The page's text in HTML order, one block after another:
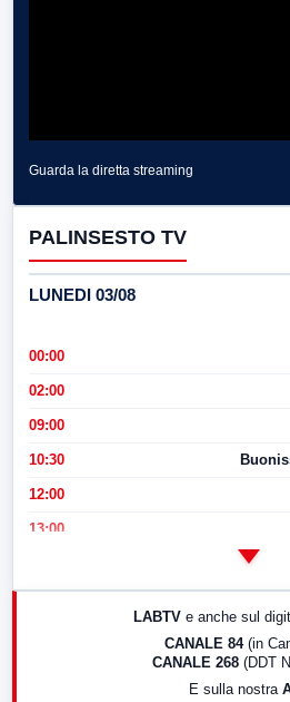
Guarda la diretta streaming
PALINSESTO TV
LUNEDI 03/08
00:00
02:00
09:00
10:30
12:00
13:00
17:00
LABTV e anche sul
CANALE 84 (in
CANALE 268 (DDT
E sulla nostra